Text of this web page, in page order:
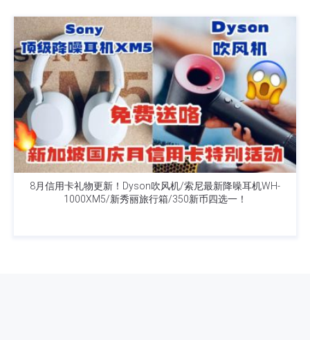
8月信用卡礼物更新！Dyson吹风机/索尼最新降噪耳机WH-
1000XM5/新秀丽旅行箱/350新币四选一！